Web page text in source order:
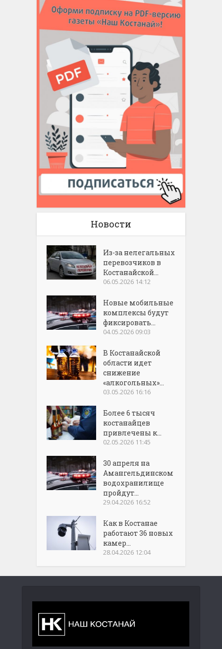
Новости
Из-за нелегальных
перевозчиков в
Костанайской...
06.05.2026 14:12
Новые мобильные
комплексы будут
фиксировать...
04.05.2026 09:03
В Костанайской
области идет
снижение
«алкогольных»...
03.05.2026 16:16
Более 6 тысяч
костанайцев
привлечены к...
02.05.2026 11:45
30 апреля на
Амангельдинском
водохранилище
пройдут...
29.04.2026 16:52
Как в Костанае
работают 36 новых
камер...
28.04.2026 12:04